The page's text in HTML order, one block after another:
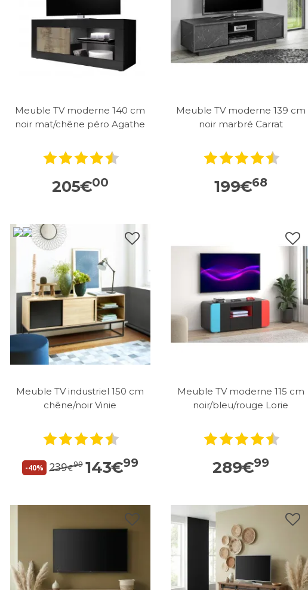
Meuble TV moderne 140 cm
noir mat/chêne péro Agathe
205€00
Meuble TV moderne 139 cm
noir marbré Carrat
199€68
Meuble TV industriel 150 cm
chêne/noir Vinie
-40% 239€99 143€99
Meuble TV moderne 115 cm
noir/bleu/rouge Lorie
289€99